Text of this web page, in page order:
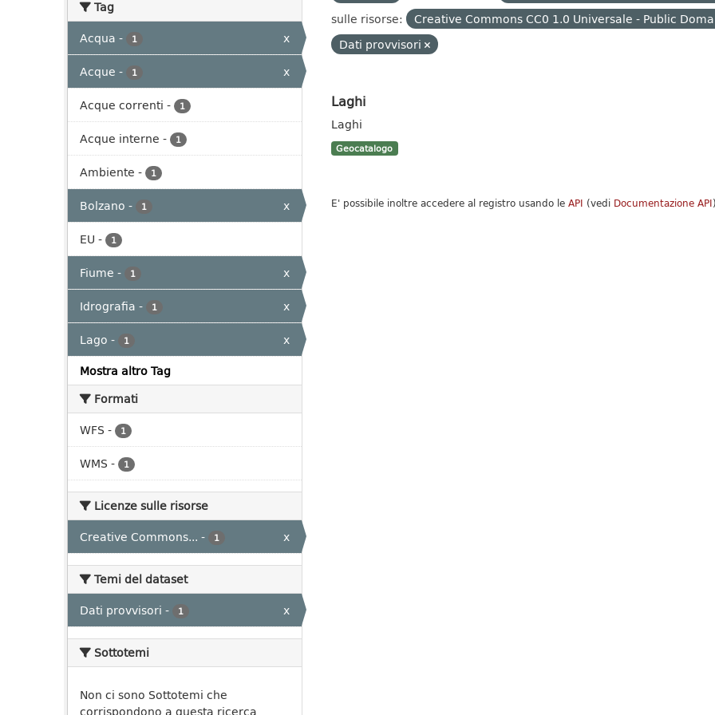
Tag
Acqua - 1
x
Acque - 1
x
Acque correnti - 1
Acque interne - 1
Ambiente - 1
Bolzano - 1
x
EU - 1
Fiume - 1
x
Idrografia - 1
x
Lago - 1
x
Mostra altro Tag
Formati
WFS - 1
WMS - 1
Licenze sulle risorse
Creative Commons... - 1 x
Temi del dataset
Dati provvisori - 1 x
Sottotemi
Non ci sono Sottotemi che
corrispondono a questa ricerca
sulle risorse:
Creative Commons CC0 1.0 Universale - Public
Dati provvisori
Laghi
Laghi
Geocatalogo
E' possibile inoltre accedere al registro usando le API (vedi Documentazione API